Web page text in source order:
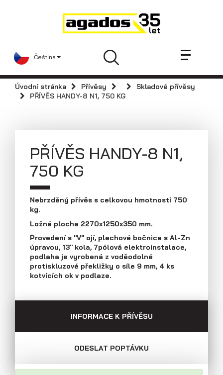
Čeština
Novinky a články
Prodejci
Kontakt
Videa
Náhradní díly
Servis
Skladové přívěsy
Praktické informace
Kariéra
Navštivte nás
Průmyslová 2081, 594 01 Velké Meziříčí
Tel: +420 566 653 311
Fax: +420 566 653 368
E-mail: obchod@agados.cz
AGA KIT
Přívěsy s koly vedle ložné plochy
(plechové bočnice)
Úvodní stránka Přívěsy
Skladové přívěsy
PŘÍVĚS HANDY-8 N1, 750 KG
PŘÍVĚS HANDY-8 N1,
750 KG
Nebrzděný přívěs s celkovou hmotností 750
kg.
Ložná plocha 2270x1250x350 mm.
Provedení s "V" ojí, plechové bočnice s Al-Zn
úpravou, 13" kola, 7pólová elektroinstalace,
podlaha je vyrobená z voděodolné
protiskluzové překližky o síle 9 mm, 4 ks
kotvících ok v podlaze.
INFORMACE K PŘÍVĚSU
ODESLAT POPTÁVKU